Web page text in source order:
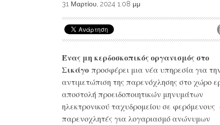
31 Μαρτίου, 2024 1:08 μμ
Ένας μη κερδοσκοπικός οργανισμός στο
Σικάγο προσφέρει μια νέα υπηρεσία για
αντιμετώπιση της παρενόχλησης στο χώρο
αποστολή προειδοποιητικών μηνυμάτων
ηλεκτρονικού ταχυδρομείου σε φερόμενους
παρενοχλητές για λογαριασμό ανώνυμων